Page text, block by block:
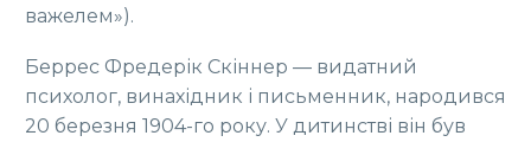
важелем»).
Беррес Фредерік Скіннер — видатний
психолог, винахідник і письменник, народився
20 березня 1904-го року. У дитинстві він був